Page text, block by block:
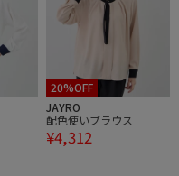
20%OFF
JAYRO
配色使いブラウス
¥4,312